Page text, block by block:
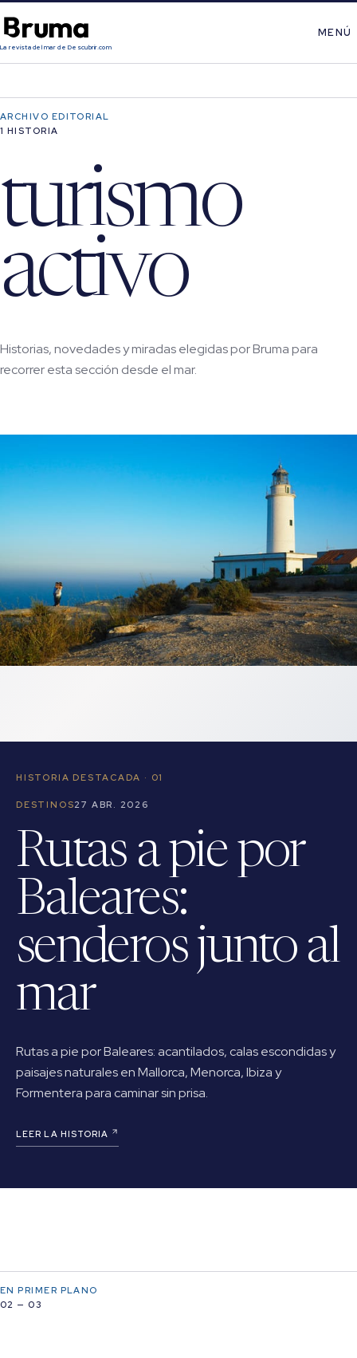
La revista del mar de Descubrir.com
MENÚ
ARCHIVO EDITORIAL
1 HISTORIA
turismo
activo
Historias, novedades y miradas elegidas por Bruma para
recorrer esta sección desde el mar.
HISTORIA DESTACADA · 01
DESTINOS27 ABR. 2026
Rutas a pie por
Baleares:
senderos junto al
mar
Rutas a pie por Baleares: acantilados, calas escondidas y
paisajes naturales en Mallorca, Menorca, Ibiza y
Formentera para caminar sin prisa.
LEER LA HISTORIA
EN PRIMER PLANO
02 — 03